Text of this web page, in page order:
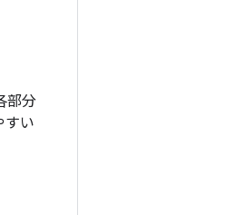
部分
すい